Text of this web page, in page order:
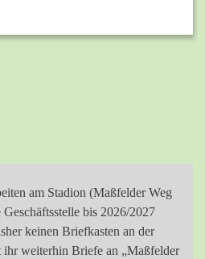
am Stadion (Maßfelder Weg
bis 2026/2027
keinen Briefkasten an der
ihr weiterhin Briefe an „Maßfelder